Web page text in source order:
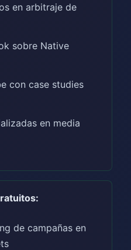
en arbitraje de
sobre Native
con case studies
en media
de campañas en